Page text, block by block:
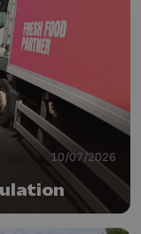
10/07/2026